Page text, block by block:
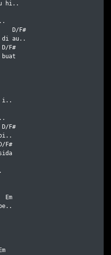
hi..
D/F#
di au..
D/F#
i..
D/F#
F#
Em